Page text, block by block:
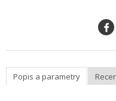
Popis a parametry